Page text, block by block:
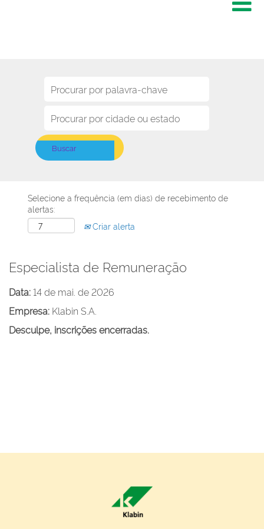
Selecione a frequência (em dias) de recebimento de
alertas:
Criar alerta
Especialista de Remuneração
Data:14 de mai. de 2026
Empresa: Klabin S.A.
Desculpe, inscrições encerradas.